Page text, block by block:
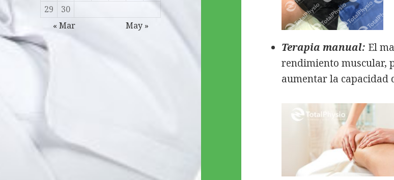
29
30
« Mar
May »
Terapia manual: El
rendimiento muscular,
aumentar la capacidad